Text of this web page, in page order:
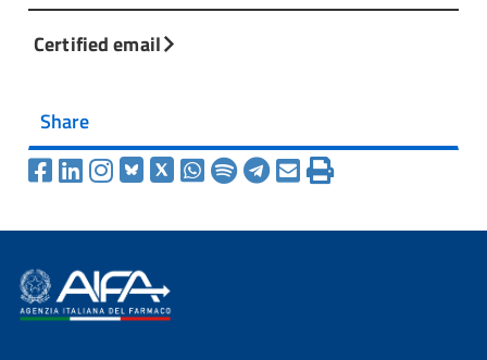
Certified email
Share